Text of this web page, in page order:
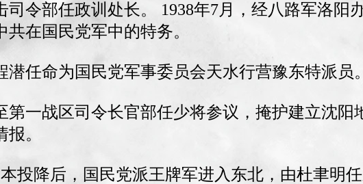
司令部任政训处长。 1938年7月，经八路军洛阳
在国民党军中的特务。
潜任命为国民党军事委员会天水行营豫东特派员。
第一战区司令长官部任少将参议，掩护建立沈阳
。
本投降后，国民党派王牌军进入东北，由杜聿明